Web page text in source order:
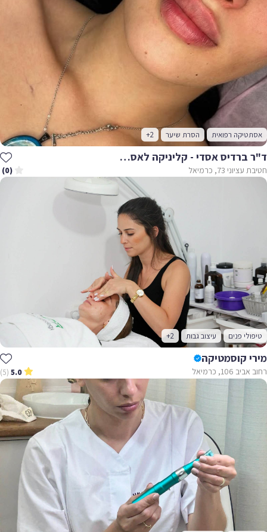
אסתטיקה רפואית הסרת שיער +2
ד"ר ברדיס אסדי - קליניקה לאסתטיקה רפואית
חטיבת עציוני 73, כרמיאל (0)
טיפולי פנים עיצוב גבות +2
מירי קוסמטיקה
רחוב אביב 106, כרמיאל 5.0
(5)